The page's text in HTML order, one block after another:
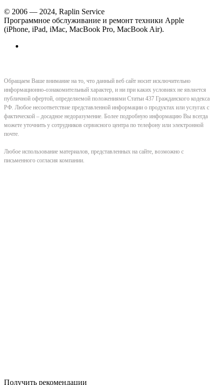
© 2006 — 2024, Raplin Service
Программное обслуживание и ремонт техники Apple
(iPhone, iPad, iMac, MacBook Pro, MacBook Air).
Обращаем Ваше внимание на то, что данный веб сайт носит исключительно
информационно-ознакомительный характер, и ни при каких условиях не является
публичной офертой, определяемой положениями Статьи 437 Гражданского кодекса
РФ. Любое несоответствие представленной информации о продуктах или услугах с
фактической – досадное недоразумение. Более подробную информацию Вы всегда
можете уточнить у сотрудников сервисного центра по телефону или электронной
почте.
Любое использование материалов, представленных на сайте, возможно с
письменного согласия компании.
Получить рекомендации